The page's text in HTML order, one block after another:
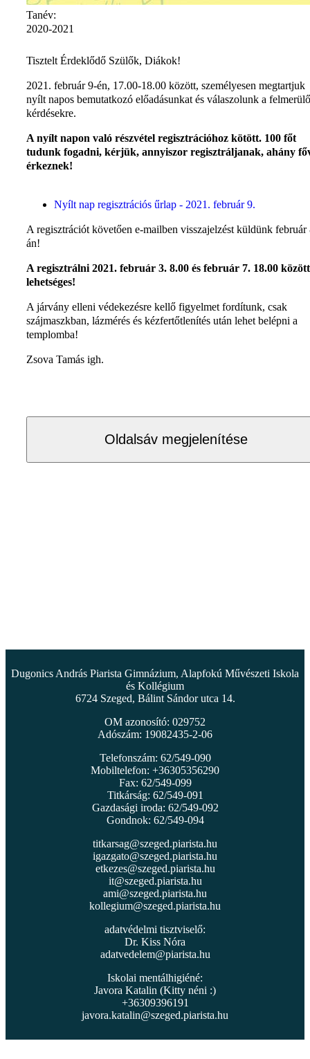
Tanév:
2020-2021
Tisztelt Érdeklődő Szülők, Diákok!
2021. február 9-én, 17.00-18.00 között, személyesen megtartjuk
nyílt napos bemutatkozó előadásunkat és válaszolunk a felmerülő
kérdésekre.
A nyílt napon való részvétel regisztrációhoz kötött. 100 főt
tudunk fogadni, kérjük, annyiszor regisztráljanak, ahány
érkeznek!
Nyílt nap regisztrációs űrlap - 2021. február 9.
A regisztrációt követően e-mailben visszajelzést küldünk február
án!
A regisztrálni 2021. február 3. 8.00 és február 7. 18.00 között
lehetséges!
A járvány elleni védekezésre kellő figyelmet fordítunk, csak
szájmaszkban, lázmérés és kézfertőtlenítés után lehet belépni a
templomba!
Zsova Tamás igh.
Oldalsáv megjelenítése
Dugonics András Piarista Gimnázium, Alapfokú Művészeti Iskola
és Kollégium
6724 Szeged, Bálint Sándor utca 14.
OM azonosító: 029752
Adószám: 19082435-2-06
Telefonszám: 62/549-090
Mobiltelefon: +36305356290
Fax: 62/549-099
Titkárság: 62/549-091
Gazdasági iroda: 62/549-092
Gondnok: 62/549-094
titkarsag@szeged.piarista.hu
igazgato@szeged.piarista.hu
etkezes@szeged.piarista.hu
it@szeged.piarista.hu
ami@szeged.piarista.hu
kollegium@szeged.piarista.hu
adatvédelmi tisztviselő:
Dr. Kiss Nóra
adatvedelem@piarista.hu
Iskolai mentálhigiéné:
Javora Katalin (Kitty néni :)
+36309396191
javora.katalin@szeged.piarista.hu